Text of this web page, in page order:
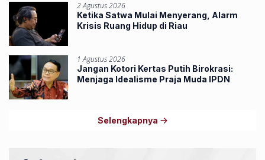
2 Agustus 2026
Ketika Satwa Mulai Menyerang, Alarm
Krisis Ruang Hidup di Riau
1 Agustus 2026
Jangan Kotori Kertas Putih Birokrasi:
Menjaga Idealisme Praja Muda IPDN
Selengkapnya